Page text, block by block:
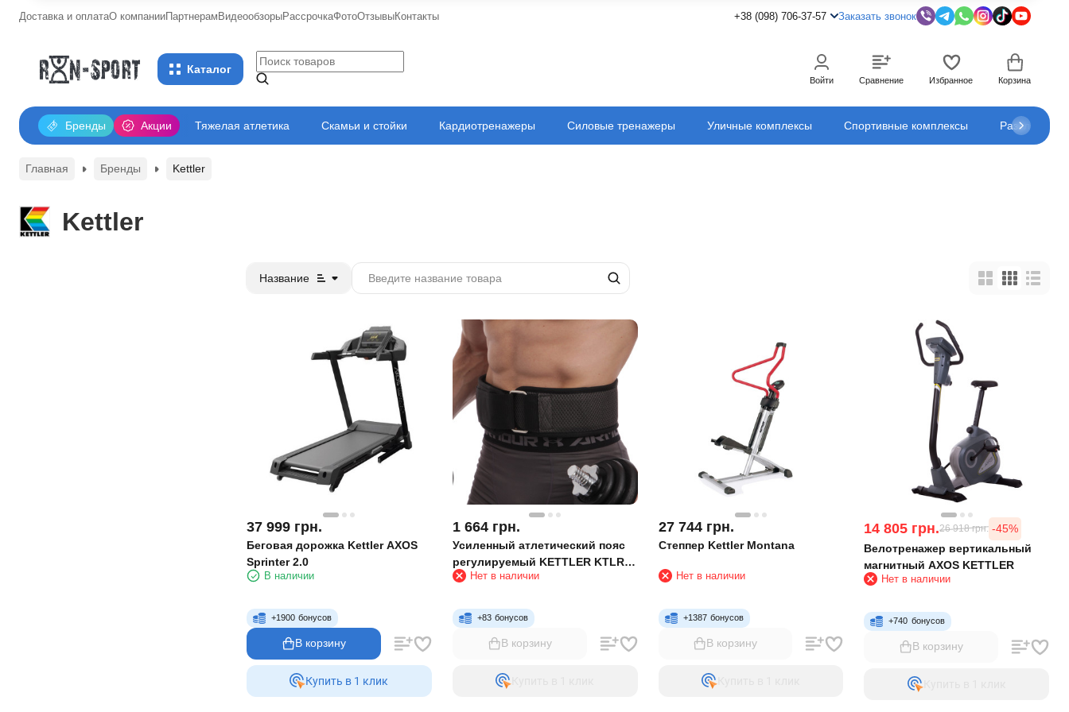
Доставка и оплатаО компанииПартнерамВидеообзорыРассрочкаФотоОтзывыКонтакты +38 (098) 706-37-57 Заказать звонок
Каталог
Войти Сравнение Избранное Корзина
Акции
Бренды Тяжелая атлетика Скамьи и стойки Кардиотренажеры Силовые тренажеры Уличные комплексы Спортивные комплексы Развлечения
Главная Бренды Kettler
Kettler
Название
37 999 грн.
Беговая дорожка Kettler AXOS
Sprinter 2.0
В наличии
+1900 бонусов
В корзину
Купить в 1 клик
1 664 грн.
Усиленный атлетический пояс
регулируемый KETTLER KTLR
7370-130 (черный-серый)
Нет в наличии
+83 бонусов
В корзину
27 744 грн.
Степпер Kettler Montana
Нет в наличии
+1387 бонусов
В корзину
Купить в 1 клик
14 805 грн.26 918 грн. -45%
Велотренажер вертикальный
магнитный AXOS KETTLER
Нет в наличии
+740 бонусов
В корзину
Купить в 1 клик